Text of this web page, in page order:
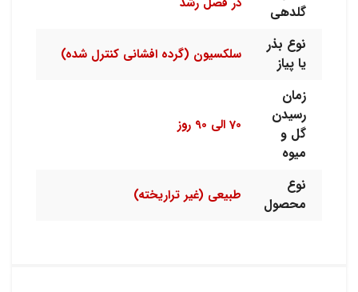
گلدهی
نوع بذر
یا پیاز
سلکسیون (گرده افشانی کنترل شده)
زمان
رسیدن
گل و
میوه
70 الی 90 روز
نوع
محصول
طبیعی (غیر تراریخته)